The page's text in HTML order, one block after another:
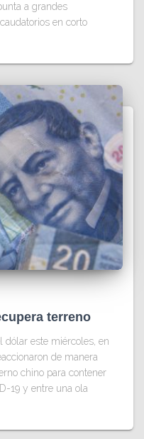
a grandes
en corto
terreno
dólar este miércoles, en
de manera
chino para contener
19 y entre una ola